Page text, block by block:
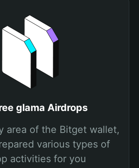
glama Airdrops
area of the Bitget wallet,
various types of
activities for you